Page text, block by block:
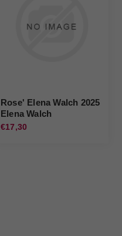
Rose' Elena Walch 2025
Elena Walch
€17,30